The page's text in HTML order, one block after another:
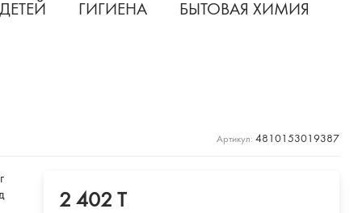
ГИГИЕНА БЫТОВАЯ ХИМИЯ
Артикул: 4810153019387
2 402 T